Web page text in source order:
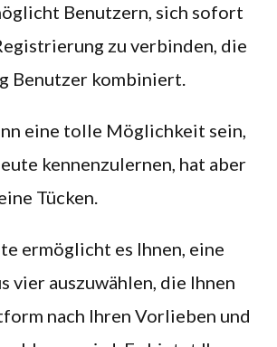
Benutzern, sich sofort
zu verbinden, die
Benutzer kombiniert.
eine tolle Möglichkeit sein,
kennenzulernen, hat aber
Tücken.
ermöglicht es Ihnen, eine
vier auszuwählen, die Ihnen
nach Ihren Vorlieben und